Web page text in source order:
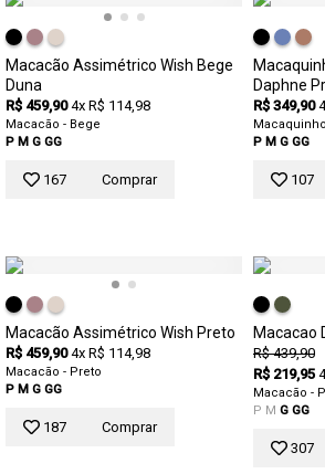
Macacão Assimétrico Wish Bege
Duna
R$ 459,90 4x R$ 114,98
Macacão - Bege
P M G GG
167 Comprar
Daphne
R$ 349,90
P M G GG
107
Macacão Assimétrico Wish Preto
R$ 459,90 4x R$ 114,98
Macacão - Preto
P M G GG
187 Comprar
Macacao
R$ 439,90
R$ 219,95
Macacão -
P M G GG
307